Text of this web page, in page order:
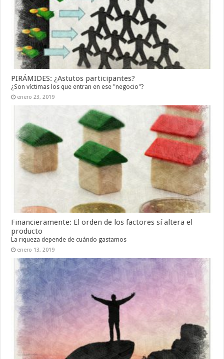
PIRÁMIDES: ¿Astutos participantes?
¿Son víctimas los que entran en ese "negocio"?
enero 23, 2019
Financieramente: El orden de los factores sí altera el
producto
La riqueza depende de cuándo gastamos
enero 13, 2019